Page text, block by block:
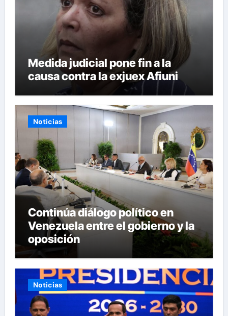
Medida judicial pone fin a la
causa contra la exjuex Afiuni
Noticias
Continúa diálogo político en
Venezuela entre el gobierno y la
oposición
Noticias